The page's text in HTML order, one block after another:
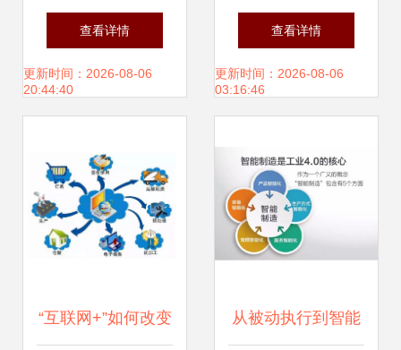
定互联网产品分析
与供应链管理服务
查看详情
更新时间：2026-08-06
20:44:40
先锋——广东鑫港
湾供应链管理闪耀
查看详情
更新时间：2026-08-06
03:16:46
“互联网+”如何改变 从被动执行到智能